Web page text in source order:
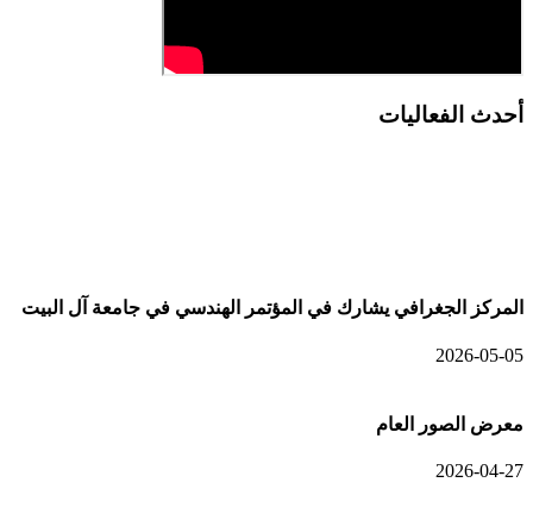
أحدث الفعاليات
المركز الجغرافي يشارك في المؤتمر الهندسي في جامعة آل البيت
2026-05-05
معرض الصور العام
2026-04-27